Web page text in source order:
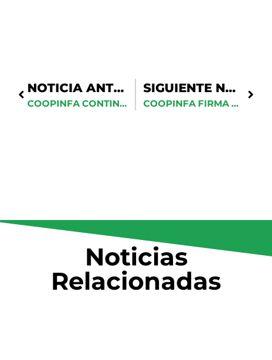
NOTICIA ANTERIOR
COOPINFA CONTINÚA ENTREGA DE ÚTILES ESCOLARES A DEPENDENCIAS MILITARES
SIGUIENTE NOTICIA
COOPINFA FIRMA ACUERDO DE COLABORACIÓN CON CONSTRUCTORA MAH PARA FACILITAR ADQUISICIÓN DE VIVIENDAS A SUS SOCIOS
Noticias
Relacionadas